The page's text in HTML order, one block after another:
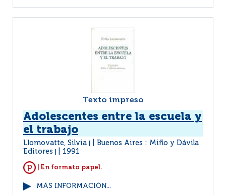
Texto impreso
Adolescentes entre la escuela y
el trabajo
Llomovatte, Silvia
Buenos Aires : Miño y Dávila
Editores
1991
| En formato papel.
MÁS INFORMACIÓN...